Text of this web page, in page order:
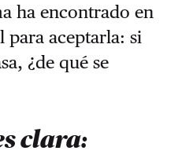
ha encontrado en
para aceptarla: si
¿de qué se
clara: